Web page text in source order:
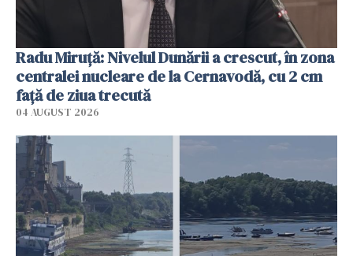
Radu Miruţă: Nivelul Dunării a crescut, în zona
centralei nucleare de la Cernavodă, cu 2 cm
faţă de ziua trecută
04 AUGUST 2026